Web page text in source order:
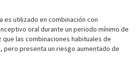
es utilizado en combinación con
oral durante un periodo mínimo de
que las combinaciones habituales de
, pero presenta un riesgo aumentado de